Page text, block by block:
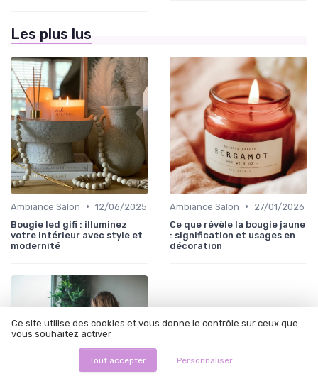
Les plus lus
Ambiance Salon • 12/06/2025
Bougie led gifi : illuminez
votre intérieur avec style et
modernité
Ambiance Salon •
27/01/2026
Ce que révèle la bougie jaune
: signification et usages en
décoration
Ce site utilise des cookies et vous donne le contrôle sur ceux que
vous souhaitez activer
Tout accepter Personnaliser